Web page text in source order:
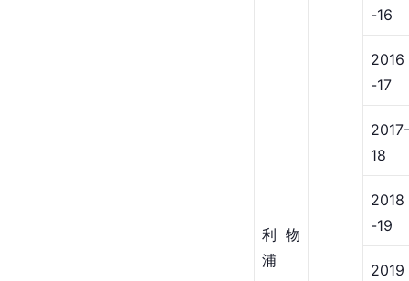
利物
浦
-16
2016
-17
2017-
18
2018
-19
2019